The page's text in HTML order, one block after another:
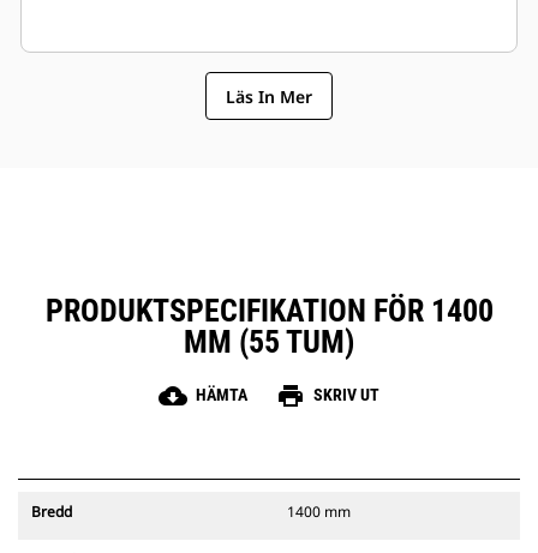
Läs In Mer
PRODUKTSPECIFIKATION FÖR 1400
MM (55 TUM)
cloud_download HÄMTA print SKRIV UT
Bredd 1400 mm